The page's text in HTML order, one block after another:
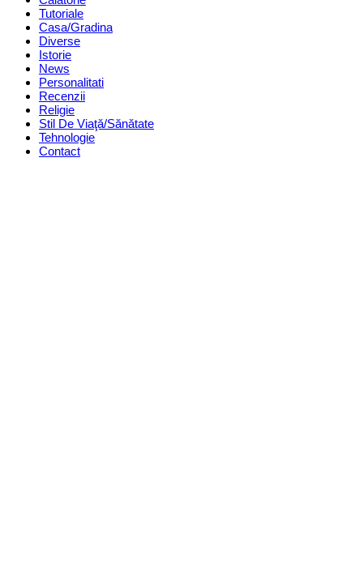
Tutoriale
Casa/Gradina
Diverse
Istorie
News
Personalitati
Recenzii
Religie
Stil De Viaţă/Sănătate
Tehnologie
Contact